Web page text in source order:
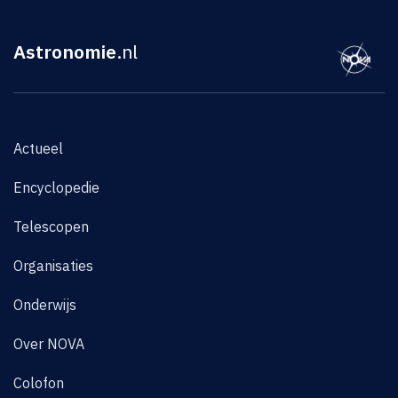
Astronomie.nl
Actueel
Encyclopedie
Telescopen
Organisaties
Onderwijs
Over NOVA
Colofon